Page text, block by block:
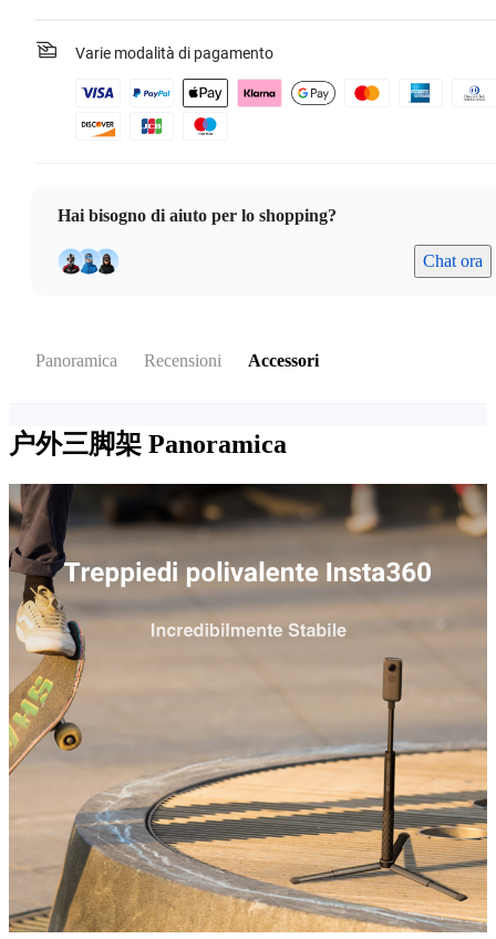
Varie modalità di pagamento
Hai bisogno di aiuto per lo shopping?
Chat ora
Panoramica Recensioni Accessori
户外三脚架 Panoramica